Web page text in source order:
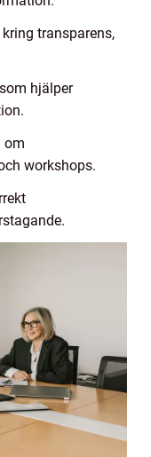
transparens,
hjälper
om
workshops.